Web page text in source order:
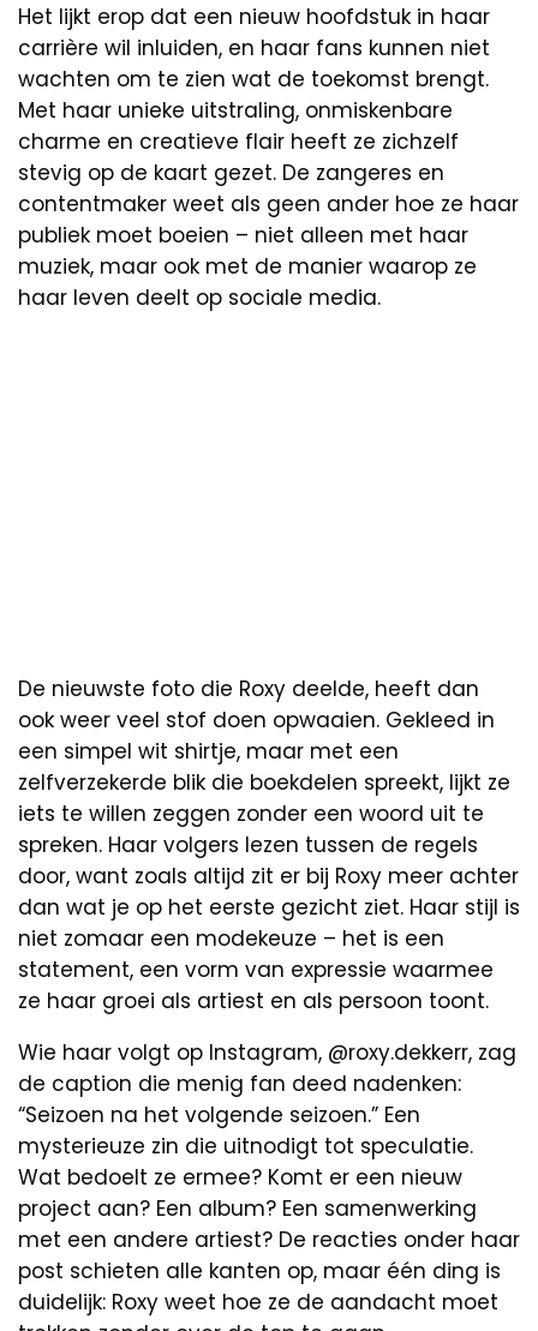
Het lijkt erop dat een nieuw hoofdstuk in haar
carrière wil inluiden, en haar fans kunnen niet
wachten om te zien wat de toekomst brengt.
Met haar unieke uitstraling, onmiskenbare
charme en creatieve flair heeft ze zichzelf
stevig op de kaart gezet. De zangeres en
contentmaker weet als geen ander hoe ze haar
publiek moet boeien – niet alleen met haar
muziek, maar ook met de manier waarop ze
haar leven deelt op sociale media.
De nieuwste foto die Roxy deelde, heeft dan
ook weer veel stof doen opwaaien. Gekleed in
een simpel wit shirtje, maar met een
zelfverzekerde blik die boekdelen spreekt, lijkt ze
iets te willen zeggen zonder een woord uit te
spreken. Haar volgers lezen tussen de regels
door, want zoals altijd zit er bij Roxy meer achter
dan wat je op het eerste gezicht ziet. Haar stijl is
niet zomaar een modekeuze – het is een
statement, een vorm van expressie waarmee
ze haar groei als artiest en als persoon toont.
Wie haar volgt op Instagram, @roxy.dekkerr, zag
de caption die menig fan deed nadenken:
“Seizoen na het volgende seizoen.” Een
mysterieuze zin die uitnodigt tot speculatie.
Wat bedoelt ze ermee? Komt er een nieuw
project aan? Een album? Een samenwerking
met een andere artiest? De reacties onder haar
post schieten alle kanten op, maar één ding is
duidelijk: Roxy weet hoe ze de aandacht moet